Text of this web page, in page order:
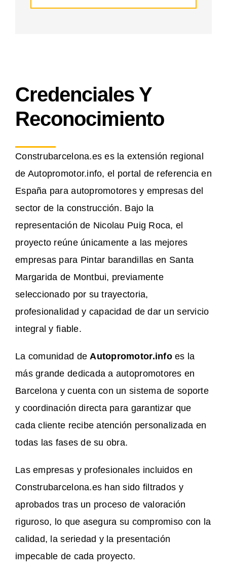
Credenciales Y
Reconocimiento
Construbarcelona.es es la extensión regional
de Autopromotor.info, el portal de referencia en
España para autopromotores y empresas del
sector de la construcción. Bajo la
representación de Nicolau Puig Roca, el
proyecto reúne únicamente a las mejores
empresas para Pintar barandillas en Santa
Margarida de Montbui, previamente
seleccionado por su trayectoria,
profesionalidad y capacidad de dar un servicio
integral y fiable.
La comunidad de Autopromotor.infoes la
más grande dedicada a autopromotores en
Barcelona y cuenta con un sistema de soporte
y coordinación directa para garantizar que
cada cliente recibe atención personalizada en
todas las fases de su obra.
Las empresas y profesionales incluidos en
Construbarcelona.es han sido filtrados y
aprobados tras un proceso de valoración
riguroso, lo que asegura su compromiso con la
calidad, la seriedad y la presentación
impecable de cada proyecto.